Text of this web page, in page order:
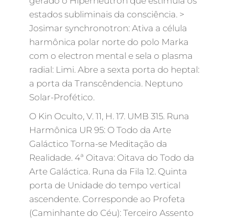
estados subliminais da consciência. >
Josimar synchronotron: Ativa a célula
harmônica polar norte do polo Marka
com o electron mental e sela o plasma
radial: Limi. Abre a sexta porta do heptal:
a porta da Transcêndencia. Neptuno
Solar-Profético.
O Kin Oculto, V. 11, H. 17. UMB 315. Runa
Harmônica UR 95: O Todo da Arte
Galáctico Torna-se Meditação da
Realidade. 4ª Oitava: Oitava do Todo da
Arte Galáctica. Runa da Fila 12. Quinta
porta de Unidade do tempo vertical
ascendente. Corresponde ao Profeta
(Caminhante do Céu): Terceiro Assento